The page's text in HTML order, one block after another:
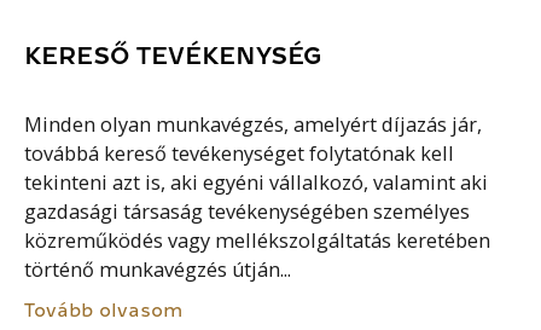
KERESŐ TEVÉKENYSÉG
Minden olyan munkavégzés, amelyért díjazás jár,
továbbá kereső tevékenységet folytatónak kell
tekinteni azt is, aki egyéni vállalkozó, valamint aki
gazdasági társaság tevékenységében személyes
közreműködés vagy mellékszolgáltatás keretében
történő munkavégzés útján...
Tovább olvasom